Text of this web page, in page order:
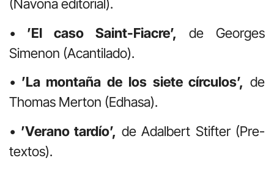
(Navona editorial).
• ’El caso Saint-Fiacre’, de Georges
Simenon (Acantilado).
• ’La montaña de los siete círculos’, de
Thomas Merton (Edhasa).
• ’Verano tardío’, de Adalbert Stifter (Pre-
textos).